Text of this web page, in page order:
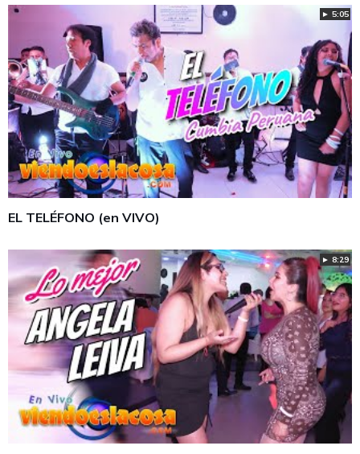
► 5:05
EL TELÉFONO (en VIVO)
► 8:29